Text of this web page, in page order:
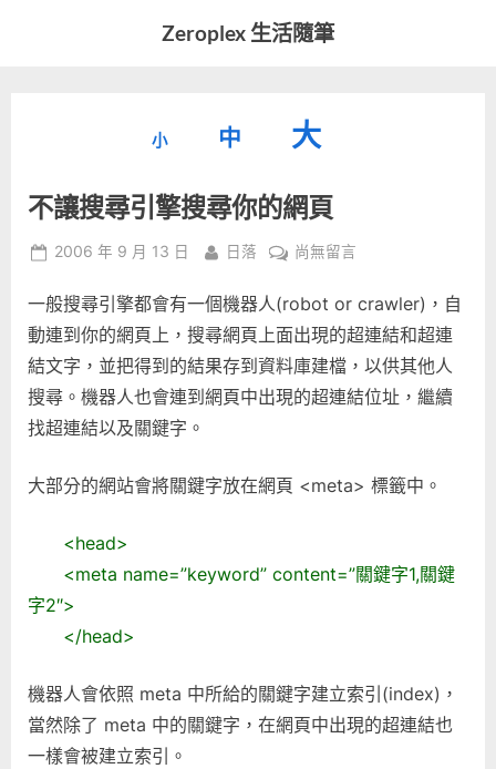
Zeroplex 生活隨筆
發
活
事
小
型
小。
中
重
字
型
大
小。
大
字
型
大
小。
不讓搜尋引擎搜尋你的網頁
Posted
2006 年 9 月 13 日 By
日落
在
讓
搜
尋
引
擎
你
中
尚無留言
一般搜尋引擎都會有一個機器人(robot or crawler)，自
動連到你的網頁上，搜尋網頁上面出現的超連結和超連
結文字，並把得到的結果存到資料庫建檔，以供其他人
搜尋。機器人也會連到網頁中出現的超連結位址，繼續
找超連結以及關鍵字。
大部分的網站會將關鍵字放在網頁 <meta> 標籤中。
<head>
<meta name=”keyword” content=”關鍵字1,關鍵
字2″>
</head>
機器人會依照 meta 中所給的關鍵字建立索引(index)，
當然除了 meta 中的關鍵字，在網頁中出現的超連結也
一樣會被建立索引。